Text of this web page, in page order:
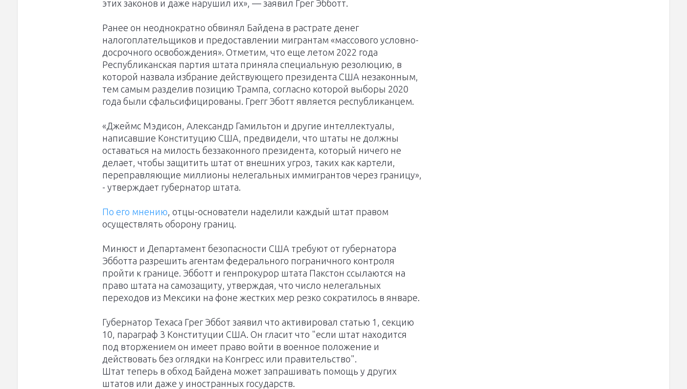
этих законов и даже нарушил их», — заявил Грег Эбботт.
Ранее он неоднократно обвинял Байдена в растрате денег
налогоплательщиков и предоставлении мигрантам «массового условно-
досрочного освобождения». Отметим, что еще летом 2022 года
Республиканская партия штата приняла специальную резолюцию, в
которой назвала избрание действующего президента США незаконным,
тем самым разделив позицию Трампа, согласно которой выборы 2020
года были сфальсифицированы. Грегг Эботт является республиканцем.
«Джеймс Мэдисон, Александр Гамильтон и другие интеллектуалы,
написавшие Конституцию США, предвидели, что штаты не должны
оставаться на милость беззаконного президента, который ничего не
делает, чтобы защитить штат от внешних угроз, таких как картели,
переправляющие миллионы нелегальных иммигрантов через границу»,
- утверждает губернатор штата.
По его мнению , отцы-основатели наделили каждый штат правом
осуществлять оборону границ.
Минюст и Департамент безопасности США требуют от губернатора
Эбботта разрешить агентам федерального пограничного контроля
пройти к границе. Эбботт и генпрокурор штата Пакстон ссылаются на
право штата на самозащиту, утверждая, что число нелегальных
переходов из Мексики на фоне жестких мер резко сократилось в январе.
Губернатор Техаса Грег Эббот заявил что активировал статью 1, секцию
10, параграф 3 Конституции США. Он гласит что "если штат находится
под вторжением он имеет право войти в военное положение и
действовать без оглядки на Конгресс или правительство".
Штат теперь в обход Байдена может запрашивать помощь у других
штатов или даже у иностранных государств.